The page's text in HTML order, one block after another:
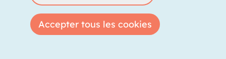
contre les incendies sont un must absolu dans
chaque bâtiment. Veille également aux mesures de
sécurité que le fournisseur de stockage a prises
Accepter tous les cookies